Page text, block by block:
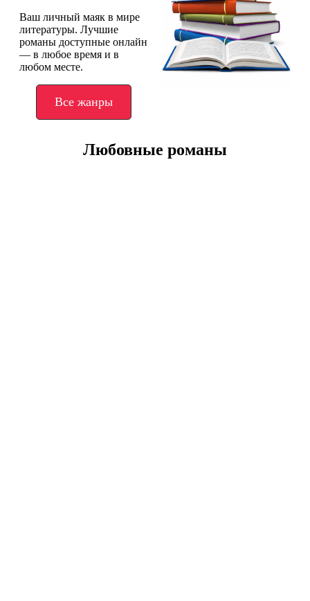
Ваш личный маяк в мире
литературы. Лучшие
романы доступные онлайн
— в любое время и в
любом месте.
Все жанры
Любовные романы